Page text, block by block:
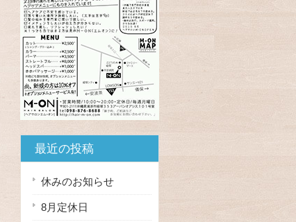
最近の投稿
休みのお知らせ
8月定休日